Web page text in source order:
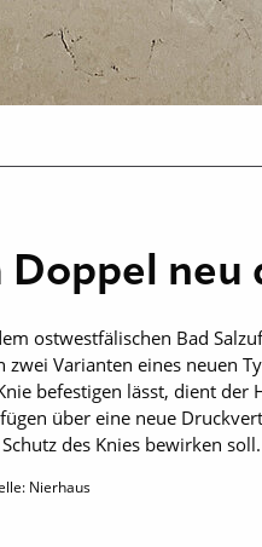
Doppel neu
ostwestfälischen Bad
Varianten eines neuen
befestigen lässt, dient
über eine neue
des Knies bewirken soll.
Nierhaus